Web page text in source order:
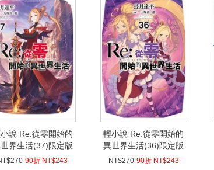
說 Re:從零開始的
界生活(37)限定版
90折 NT$243
輕小說 Re:從零開始的
異世界生活(36)限定版
NT$270 90折 NT$243